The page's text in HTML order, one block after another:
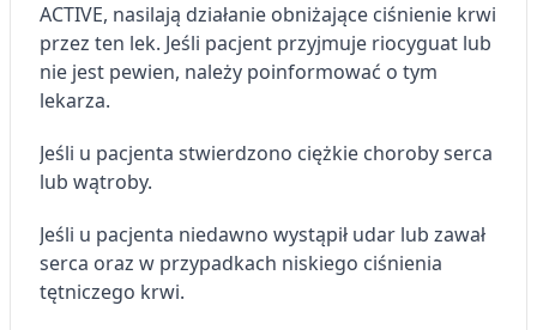
ACTIVE, nasilają działanie obniżające ciśnienie krwi
przez ten lek. Jeśli pacjent przyjmuje riocyguat lub
nie jest pewien, należy poinformować o tym
lekarza.
Jeśli u pacjenta stwierdzono ciężkie choroby serca
lub wątroby.
Jeśli u pacjenta niedawno wystąpił udar lub zawał
serca oraz w przypadkach niskiego ciśnienia
tętniczego krwi.